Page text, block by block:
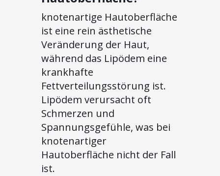
knotenartige Hautoberfläche
ist eine rein ästhetische
Veränderung der Haut,
während das Lipödem eine
krankhafte
Fettverteilungsstörung ist.
Lipödem verursacht oft
Schmerzen und
Spannungsgefühle, was bei
knotenartiger
Hautoberfläche nicht der Fall
ist.